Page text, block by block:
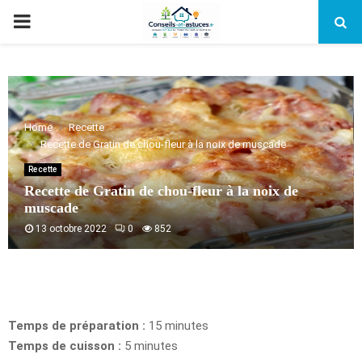
PRIMARY
Home
Recette
Recette de Gratin de chou-fleur à la noix de muscade
Recette
Recette de Gratin de chou-fleur à la noix de
muscade
13 octobre 2022 0 852
Temps de préparation : 15 minutes
Temps de cuisson : 5 minutes